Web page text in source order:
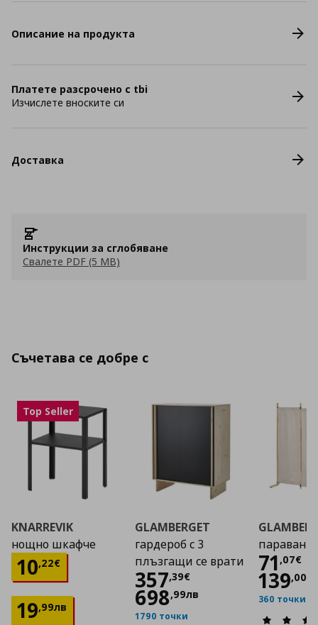
Описание на продукта
Платете разсрочено с tbi
Изчислете вноските си
Доставка
Инструкции за сглобяване
Свалете PDF (5 MB)
Съчетава се добре с
Top Seller
KNARREVIK
нощно шкафче
10,22€
Цена
19,99лв
GLAMBERGET
гардероб с 3
плъзгащи се врати
357,39€
Цена 357,39 €
698,99лв
1790 точки
параван
71 ,07€
Цена
139,00
360 точки